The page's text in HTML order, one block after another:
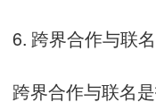
6. 跨界合作与联名
跨界合作与联名